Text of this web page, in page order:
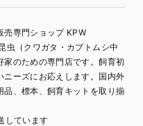
売専門ショップ KPW
虫（クワガタ・カブトムシ中
のための専門店です。飼育初
ーズにお応えします。国内外
、標本、飼育キットを取り揃
しています